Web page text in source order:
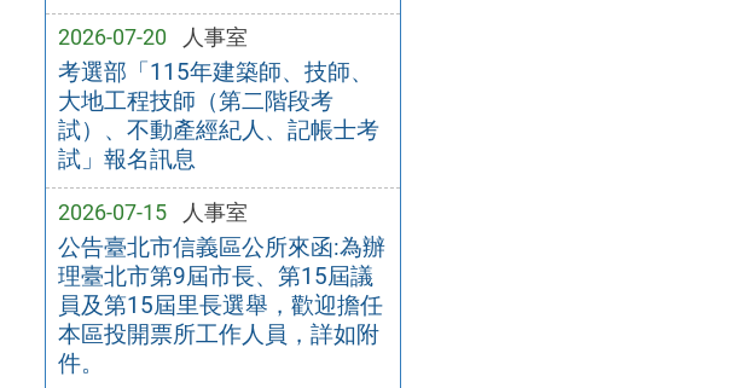
2026-07-20 人事室
考選部「115年建築師、技師、
大地工程技師（第二階段考
試）、不動產經紀人、記帳士考
試」報名訊息
2026-07-15 人事室
公告臺北市信義區公所來函:為辦
理臺北市第9屆市長、第15屆議
員及第15屆里長選舉，歡迎擔任
本區投開票所工作人員，詳如附
件。